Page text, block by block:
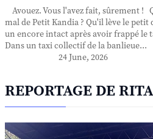
Avouez. Vous l'avez fait, sûrement !
mal de Petit Kandia ? Qu'il lève le
un encore intact après avoir frappé le
Dans un taxi collectif de la banlieue...
24 June, 2026
REPORTAGE DE RITA